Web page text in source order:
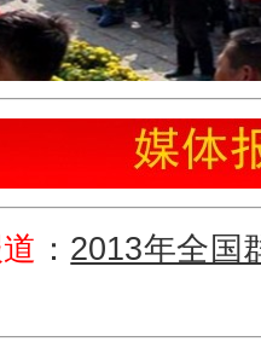
： 2013年全国